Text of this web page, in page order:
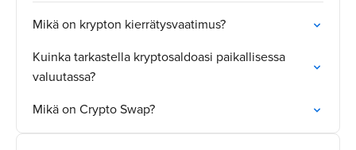
Mikä on krypton kierrätysvaatimus?
Kuinka tarkastella kryptosaldoasi paikallisessa
valuutassa?
Mikä on Crypto Swap?